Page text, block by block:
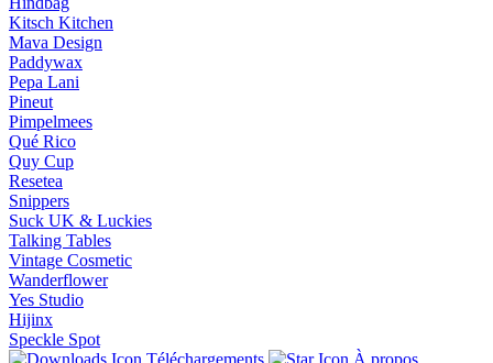
Kitsch Kitchen
Mava Design
Paddywax
Pepa Lani
Pineut
Pimpelmees
Qué Rico
Quy Cup
Resetea
Snippers
Suck UK & Luckies
Talking Tables
Vintage Cosmetic
Wanderflower
Yes Studio
Hijinx
Speckle Spot